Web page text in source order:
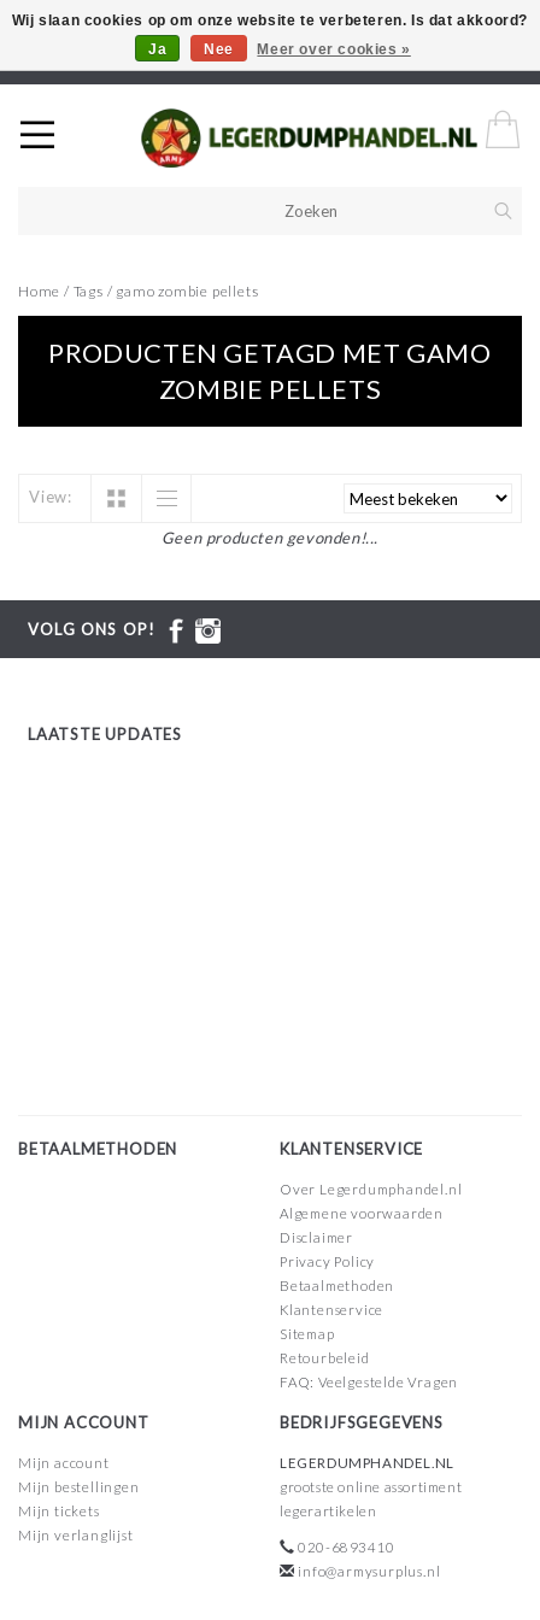
Welkom in onze webshop! Als u een product zoekt en deze niet kan
vinden in de webwinkel, neem vooral contact op!
Home / Tags / gamo zombie pellets
PRODUCTEN GETAGD MET GAMO
ZOMBIE PELLETS
View:
Geen producten gevonden!...
VOLG ONS OP!
LAATSTE UPDATES
BETAALMETHODEN KLANTENSERVICE
Over Legerdumphandel.nl
Algemene voorwaarden
Disclaimer
Privacy Policy
Betaalmethoden
Klantenservice
Sitemap
Retourbeleid
FAQ: Veelgestelde Vragen
MIJN ACCOUNT
Mijn account
Mijn bestellingen
Mijn tickets
Mijn verlanglijst
BEDRIJFSGEGEVENS
LEGERDUMPHANDEL.NL
grootste online assortiment
legerartikelen
020-6893410
info@armysurplus.nl
Wij slaan cookies op om onze website te verbeteren. Is dat akkoord?
Ja
Nee Meer over cookies »